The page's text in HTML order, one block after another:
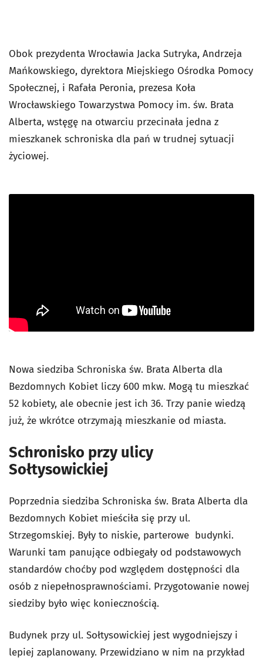
Obok prezydenta Wrocławia Jacka Sutryka, Andrzeja
Mańkowskiego, dyrektora Miejskiego Ośrodka Pomocy
Społecznej, i Rafała Peronia, prezesa Koła
Wrocławskiego Towarzystwa Pomocy im. św. Brata
Alberta, wstęgę na otwarciu przecinała jedna z
mieszkanek schroniska dla pań w trudnej sytuacji
życiowej.
Nowa siedziba Schroniska św. Brata Alberta dla
Bezdomnych Kobiet liczy 600 mkw. Mogą tu mieszkać
52 kobiety, ale obecnie jest ich 36. Trzy panie wiedzą
już, że wkrótce otrzymają mieszkanie od miasta.
Schronisko przy ulicy
Sołtysowickiej
Poprzednia siedziba Schroniska św. Brata Alberta dla
Bezdomnych Kobiet mieściła się przy ul.
Strzegomskiej. Były to niskie, parterowe budynki.
Warunki tam panujące odbiegały od podstawowych
standardów choćby pod względem dostępności dla
osób z niepełnosprawnościami. Przygotowanie nowej
siedziby było więc koniecznością.
Budynek przy ul. Sołtysowickiej jest wygodniejszy i
lepiej zaplanowany. Przewidziano w nim na przykład